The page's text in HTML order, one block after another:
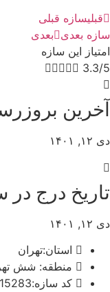
قبلیسازه قبلی
سازه بعدی بعدی
امتیاز این سازه
 3.3/5
آخرین
دی ۱۲, ۱۴۰۱
تاریخ درج
دی ۱۲, ۱۴۰۱
استان:تهران
منطقه: شش
کد سازه:KM15283